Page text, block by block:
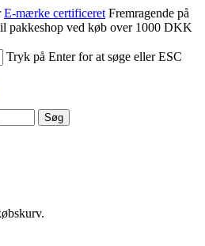
E-mærke certificeret Fremragende på
pakkeshop ved køb over 1000 DKK
Tryk på Enter for at søge eller ESC
Søg